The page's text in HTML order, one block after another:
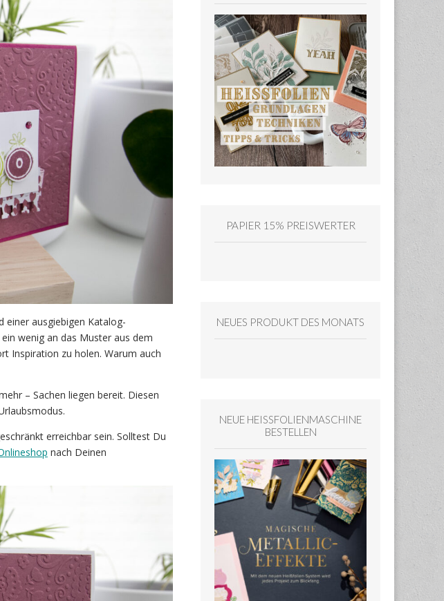
einer ausgiebigen Katalog-
wenig an das Muster aus dem
Inspiration zu holen. Warum auch
– Sachen liegen bereit. Diesen
erreichbar sein. Solltest Du
nach Deinen
PAPIER 15% PREISWERTER
NEUES PRODUKT DES MONATS
NEUE HEISSFOLIENMASCHINE
BESTELLEN